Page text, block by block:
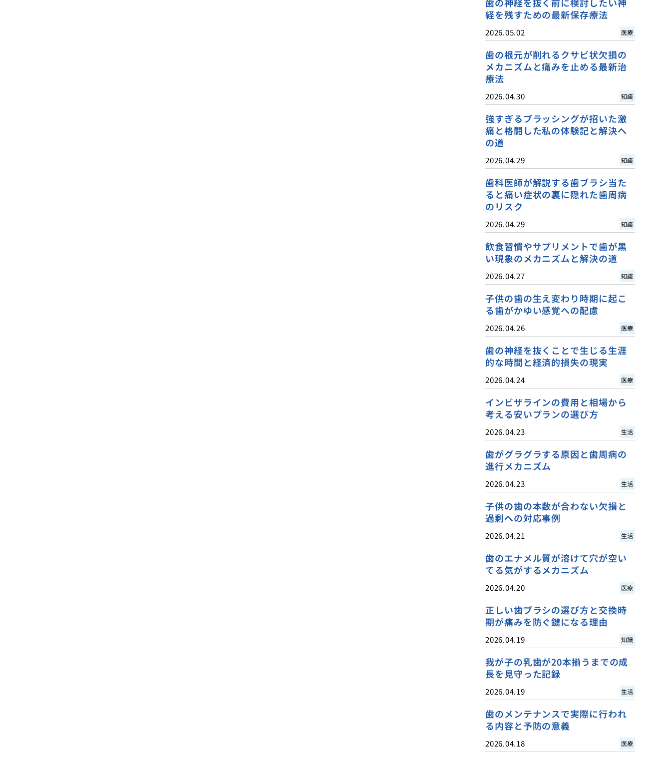
経を残すための最新保存療法
2026.05.02 医療
歯の根元が削れるクサビ状欠損の
メカニズムと痛みを止める最新治
療法
2026.04.30 知識
強すぎるブラッシングが招いた激
痛と格闘した私の体験記と解決へ
の道
2026.04.29 知識
歯科医師が解説する歯ブラシ当た
ると痛い症状の裏に隠れた歯周病
のリスク
2026.04.29 知識
飲食習慣やサプリメントで歯が黒
い現象のメカニズムと解決の道
2026.04.27 知識
子供の歯の生え変わり時期に起こ
る歯がかゆい感覚への配慮
2026.04.26 医療
歯の神経を抜くことで生じる生涯
的な時間と経済的損失の現実
2026.04.24 医療
インビザラインの費用と相場から
考える安いプランの選び方
2026.04.23 生活
歯がグラグラする原因と歯周病の
進行メカニズム
2026.04.23 生活
子供の歯の本数が合わない欠損と
過剰への対応事例
2026.04.21 生活
歯のエナメル質が溶けて穴が空い
てる気がするメカニズム
2026.04.20 医療
正しい歯ブラシの選び方と交換時
期が痛みを防ぐ鍵になる理由
2026.04.19 知識
我が子の乳歯が20本揃うまでの成
長を見守った記録
2026.04.19 生活
歯のメンテナンスで実際に行われ
る内容と予防の意義
2026.04.18 医療